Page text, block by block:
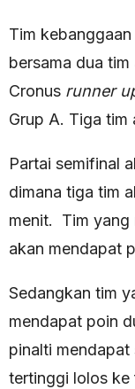
Tim
bersama dua
Cronus runner
Grup A. Tiga tim
Partai semifinal
dimana tiga tim
menit. Tim yang
akan mendapat
Sedangkan tim
mendapat poin
pinalti
tertinggi lolos ke